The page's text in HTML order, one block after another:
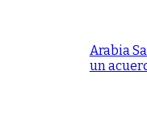
Arabia
un